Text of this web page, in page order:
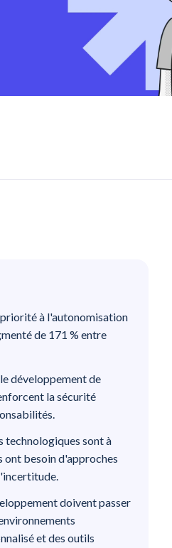
à l'autonomisation
de 171 % entre
développement de
la sécurité
technologiques sont à
ont besoin d'approches
doivent passer
et des outils